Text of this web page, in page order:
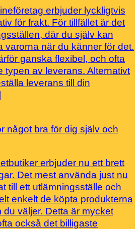
erbjuder lyckligtvis
för frakt. För tillfället är det
där du själv kan
varorna när du känner för det.
ganska flexibel, och ofta
typen av leverans. Alternativt
leverans till din
något bra för dig själv och
erbjuder nu ett brett
Det mest använda just nu
till ett utlämningsställe och
enkelt de köpta produkterna
väljer. Detta är mycket
också det billigaste